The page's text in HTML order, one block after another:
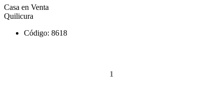
Casa en Venta
Quilicura
Código: 8618
1